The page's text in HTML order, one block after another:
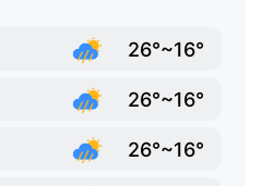
26°~16°
26°~16°
26°~16°